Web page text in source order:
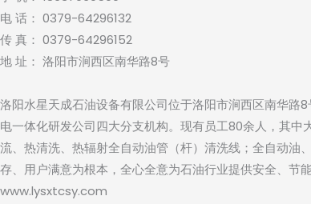
电 话： 0379-64296132
传 真： 0379-64296152
地 址： 洛阳市涧西区南华路8号
洛阳水星天成石油设备有限公司位于洛阳市涧西区南华路
电一体化研发公司四大分支机构。现有员工80余人，其
流、热清洗、热辐射全自动油管（杆）清洗线；全自动油
存、用户满意为根本，全心全意为石油行业提供安全、
www.lysxtcsy.com